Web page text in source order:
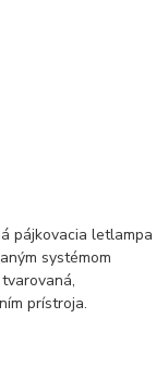
pájkovacia letlampa
systémom
prístroja.